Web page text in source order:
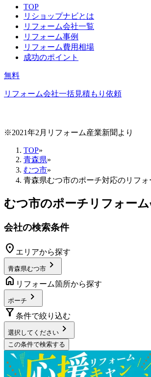
TOP
リショップナビとは
リフォーム会社一覧
リフォーム事例
リフォーム費用相場
成功のポイント
無料
リフォーム会社一括見積もり依頼
※2021年2月リフォーム産業新聞より
TOP»
青森県»
むつ市»
青森県むつ市のポーチ対応のリフォ
むつ市のポーチリフォーム
会社の検索条件
location_on エリアから探す
青森県むつ市 chevron_right
home リフォーム箇所から探す
ポーチ chevron_right
filter_alt 条件で絞り込む
選択してください chevron_right
この条件で検索する